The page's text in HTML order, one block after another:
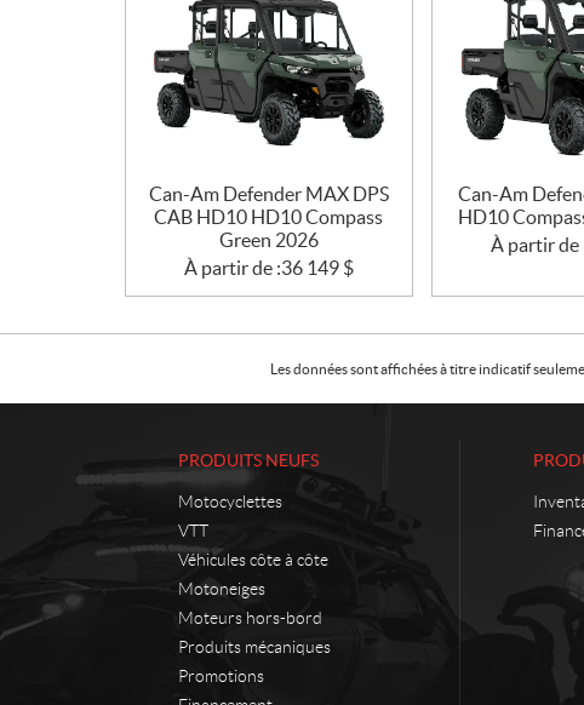
Can-Am Defender MAX DPS
CAB HD10 HD10 Compass
Green 2026
À partir de :36 149 $
Can-Am
HD10
À partir de
Les données sont affichées à titre indicatif
PRODUITS NEUFS
Motocyclettes
VTT
Véhicules côte à côte
Motoneiges
Moteurs hors-bord
Produits mécaniques
Promotions